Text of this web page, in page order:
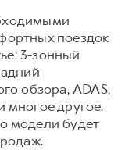
поездок
3-зонный
обзора, ADAS,
многое другое.
модели будет